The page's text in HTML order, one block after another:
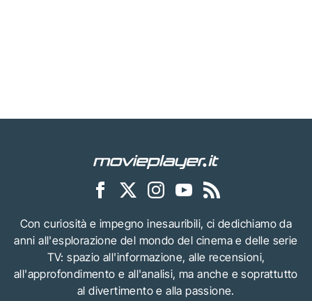
Con curiosità e impegno inesauribili, ci dedichiamo da
anni all'esplorazione del mondo del cinema e delle serie
TV: spazio all'informazione, alle recensioni,
all'approfondimento e all'analisi, ma anche e soprattutto
al divertimento e alla passione.